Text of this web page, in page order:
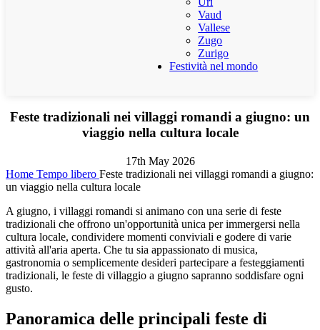
Vaud
Vallese
Zugo
Zurigo
Festività nel mondo
Feste tradizionali nei villaggi romandi a giugno: un
viaggio nella cultura locale
17th May 2026
Home Tempo libero Feste tradizionali nei villaggi romandi a giugno:
un viaggio nella cultura locale
A giugno, i villaggi romandi si animano con una serie di feste
tradizionali che offrono un'opportunità unica per immergersi nella
cultura locale, condividere momenti conviviali e godere di varie
attività all'aria aperta. Che tu sia appassionato di musica,
gastronomia o semplicemente desideri partecipare a festeggiamenti
tradizionali, le feste di villaggio a giugno sapranno soddisfare ogni
gusto.
Panoramica delle principali feste di